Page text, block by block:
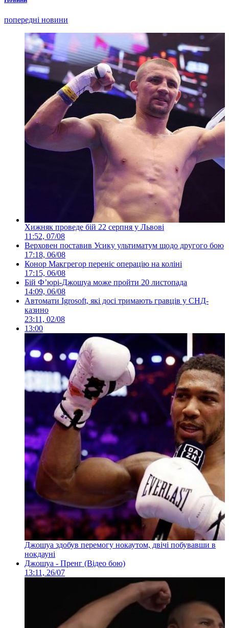
попередні новини
Хижняк проведе бій 22 серпня у Львові
11:52, 07/08
Верховен поставив Усику ультиматум щодо другого бою
17:18, 06/08
Конор Макгрегор переніс операцію на коліні
17:15, 06/08
Бій Ф’юрі-Джошуа може пройти 20 листопада
14:09, 06/08
Автомати Igrosoft, які досі тримають гравців у СНД-
казино
23:11, 02/08
13:00
Джошуа здобув перемогу нокаутом, двічі побувавши в
нокдауні
Джошуа - Пренг (Відео бою)
13:11, 26/07